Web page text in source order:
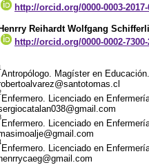
http://orcid.org/0000-0003-2017-
Henrry Reihardt Wolfgang
http://orcid.org/0000-0002-7300-
Antropólogo. Magíster en
Enfermero. Licenciado en
Enfermero. Licenciado en
Enfermero. Licenciado en
henrrycaeg@gmail.com